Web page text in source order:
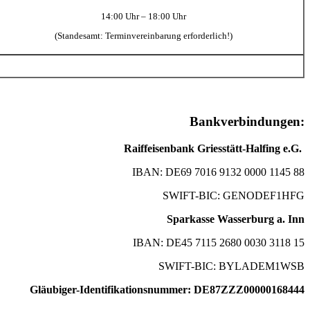
14:00 Uhr – 18:00 Uhr
(Standesamt: Terminvereinbarung erforderlich!)
Bankverbindungen:
Raiffeisenbank Griesstätt-Halfing e.G.
IBAN: DE69 7016 9132 0000 1145 88
SWIFT-BIC: GENODEF1HFG
Sparkasse Wasserburg a. Inn
IBAN: DE45 7115 2680 0030 3118 15
SWIFT-BIC: BYLADEM1WSB
Gläubiger-Identifikationsnummer: DE87ZZZ00000168444